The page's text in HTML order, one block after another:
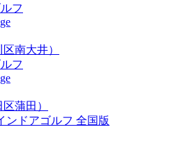
フ
区南大井）
フ
区蒲田）
ンドアゴルフ 全国版